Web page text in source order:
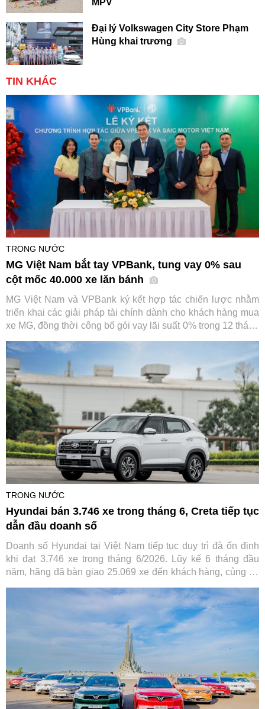
MPV
Đại lý Volkswagen City Store Phạm
Hùng khai trương
TIN KHÁC
TRONG NƯỚC
MG Việt Nam bắt tay VPBank, tung vay 0% sau
cột mốc 40.000 xe lăn bánh
MG Việt Nam và VPBank ký kết hợp tác chiến lược nhằm
triển khai các giải pháp tài chính dành cho khách hàng mua
xe MG, đồng thời công bố gói vay lãi suất 0% trong 12 tháng
vừa đạt cột mốc 40.000 xe lăn bánh tại Việt Nam.
TRONG NƯỚC
Hyundai bán 3.746 xe trong tháng 6, Creta tiếp tục
dẫn đầu doanh số
Doanh số Hyundai tại Việt Nam tiếp tục duy trì đà ổn định
khi đạt 3.746 xe trong tháng 6/2026. Lũy kế 6 tháng đầu
năm, hãng đã bàn giao 25.069 xe đến khách hàng, củng cố